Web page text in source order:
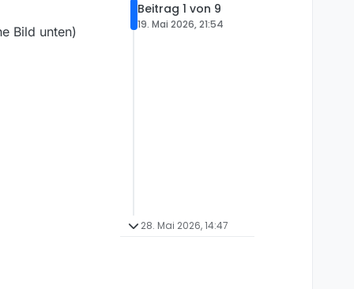
Bild unten)
Beitrag 1 von 9
19. Mai 2026, 21:54
28. Mai 2026, 14:47